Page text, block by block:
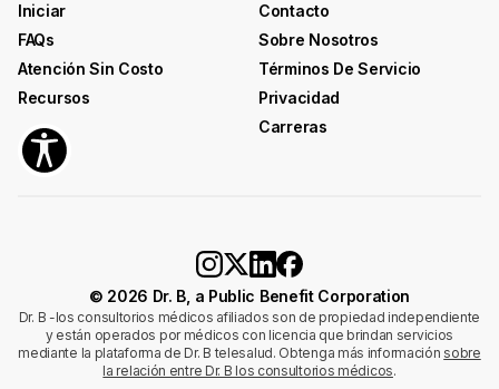
Iniciar
FAQs
Atención Sin Costo
Recursos
Contacto
Sobre Nosotros
Términos De Servicio
Privacidad
Carreras
© 2026 Dr. B, a Public Benefit Corporation
Dr. B -los consultorios médicos afiliados son de propiedad independiente
y están operados por médicos con licencia que brindan servicios
mediante la plataforma de Dr. B telesalud. Obtenga más información sobre
la relación entre Dr. B los consultorios médicos.